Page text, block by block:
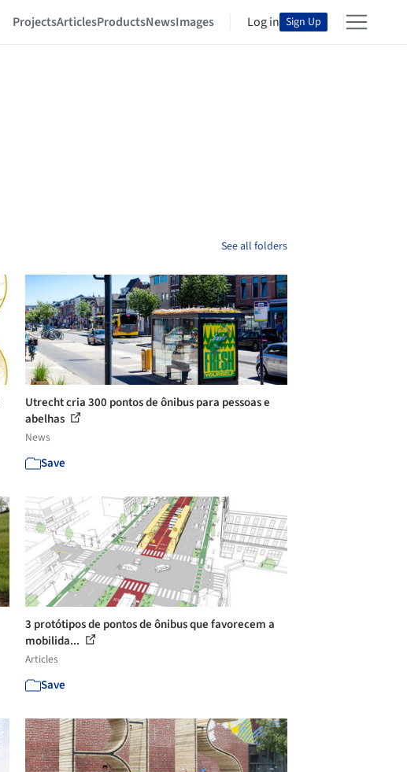
ProjectsArticlesProductsNewsImages Log in Sign Up
See all folders
Utrecht cria 300 pontos de ônibus para pessoas e
abelhas
News
Save
3 protótipos de pontos de ônibus que favorecem a
mobilida...
Articles
Save